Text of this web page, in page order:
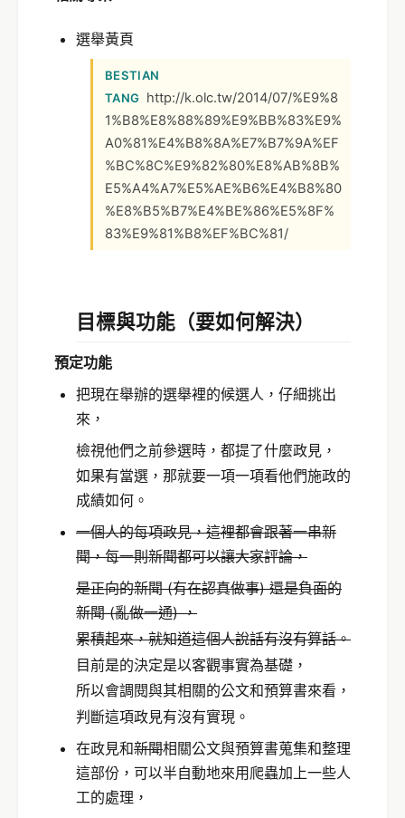
選舉黃頁
BESTIAN
TANG http://k.olc.tw/2014/07/%E9%8
1%B8%E8%88%89%E9%BB%83%E9%
A0%81%E4%B8%8A%E7%B7%9A%EF
%BC%8C%E9%82%80%E8%AB%8B%
E5%A4%A7%E5%AE%B6%E4%B8%80
%E8%B5%B7%E4%BE%86%E5%8F%
83%E9%81%B8%EF%BC%81/
目標與功能（要如何解決）
預定功能
把現在舉辦的選舉裡的候選人，仔細挑出
來，
檢視他們之前參選時，都提了什麼政見，
如果有當選，那就要一項一項看他們施政的
成績如何。
一個人的每項政見，這裡都會跟著一串新
聞，每一則新聞都可以讓大家評論，
是正向的新聞 (有在認真做事) 還是負面的
新聞 (亂做一通) ，
累積起來，就知道這個人說話有沒有算話。
目前是的決定是以客觀事實為基礎，
所以會調閱與其相關的公文和預算書來看，
判斷這項政見有沒有實現。
在政見和新聞相關公文與預算書蒐集和整理
這部份，可以半自動地來用爬蟲加上一些人
工的處理，